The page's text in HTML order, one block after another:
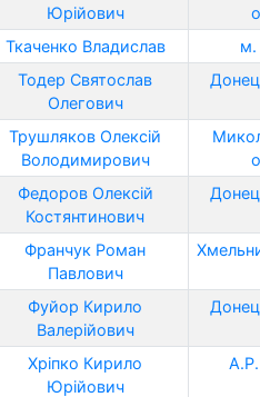
Юрійович
Ткаченко Владислав
м.
Тодер Святослав
Олегович
Трушляков Олексій
Володимирович
Федоров Олексій
Костянтинович
Франчук Роман
Павлович
Фуйор Кирило
Валерійович
Хріпко Кирило
Юрійович